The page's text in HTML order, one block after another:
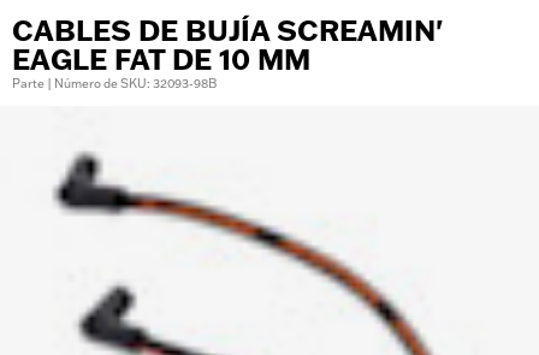
CABLES DE BUJÍA SCREAMIN'
EAGLE FAT DE 10 MM
Parte | Número de SKU: 32093-98B